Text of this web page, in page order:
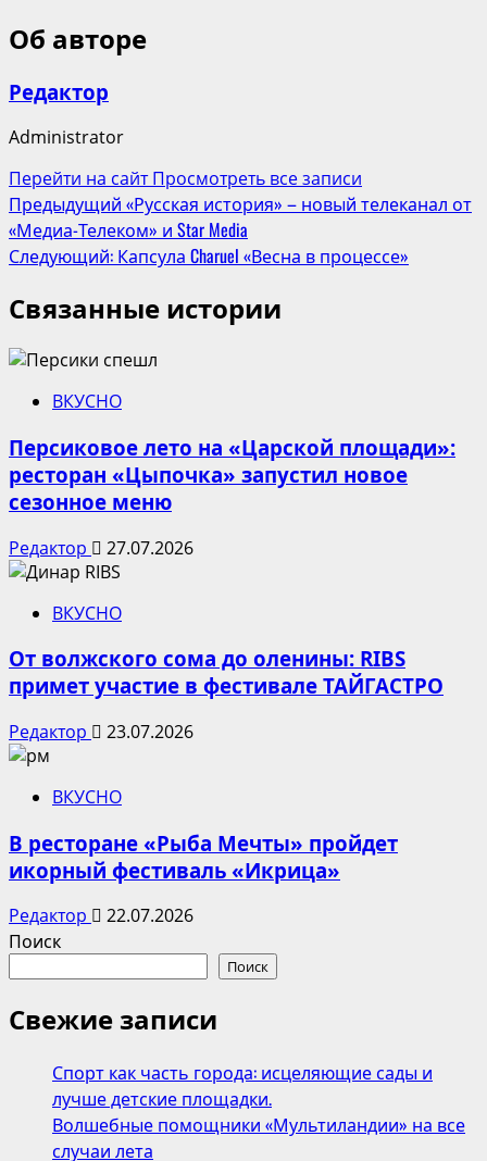
Об авторе
Редактор
Administrator
Перейти на сайтПросмотреть все записи
Навигация
записи
Предыдущий «Русская история» – новый телеканал от
«Медиа-Телеком» и Star Media
Следующий: Капсула Charuel «Весна в процессе»
Связанные истории
ВКУСНО
Персиковое лето на «Царской площади»:
ресторан «Цыпочка» запустил новое
сезонное меню
Редактор 27.07.2026
ВКУСНО
От волжского сома до оленины: RIBS
примет участие в фестивале ТАЙГАСТРО
Редактор 23.07.2026
ВКУСНО
В ресторане «Рыба Мечты» пройдет
икорный фестиваль «Икрица»
Редактор 22.07.2026
Поиск
Поиск
Свежие записи
Спорт как часть города: исцеляющие сады и
лучше детские площадки.
Волшебные помощники «Мультиландии» на все
случаи лета